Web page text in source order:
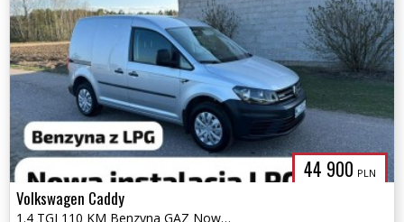
44 900 PLN
Volkswagen Caddy
1.4 TGI 110 KM Benzyna GAZ Nowy/ Automat /77 tys przebiegu